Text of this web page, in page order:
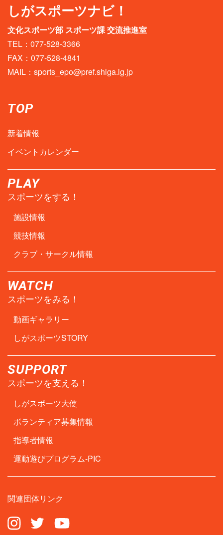
しがスポーツナビ！
文化スポーツ部 スポーツ課 交流推進室
TEL：077-528-3366
FAX：077-528-4841
MAIL： sports_epo@pref.shiga.lg.jp
TOP
新着情報
イベントカレンダー
PLAY
スポーツをする！
施設情報
競技情報
クラブ・サークル情報
WATCH
スポーツをみる！
動画ギャラリー
しがスポーツSTORY
SUPPORT
スポーツを支える！
しがスポーツ大使
ボランティア募集情報
指導者情報
運動遊びプログラム-PIC
関連団体リンク